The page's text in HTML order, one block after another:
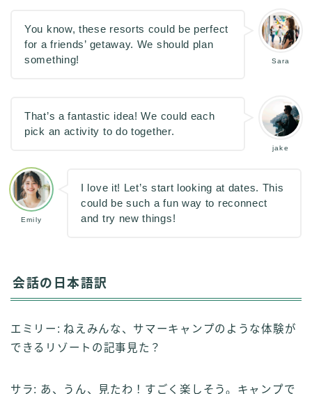
Sara
You know, these resorts could be perfect
for a friends’ getaway. We should plan
something!
jake
That’s a fantastic idea! We could each
pick an activity to do together.
Emily
I love it! Let’s start looking at dates. This
could be such a fun way to reconnect
and try new things!
会話の日本語訳
エミリー: ねえみんな、サマーキャンプのような体験が
できるリゾートの記事見た？
サラ: あ、うん、見たわ！すごく楽しそう。キャンプで